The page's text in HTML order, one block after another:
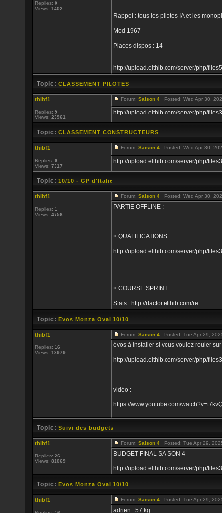
Replies: 0
Views: 1402
Rappel : tous les pilotes IA et les
Mod 1967
Places dispos : 14
http://upload.elthib.com/server/php/
Topic: CLASSEMENT PILOTES
thibf1
Replies: 9
Views: 23961
Forum: Saison 4 Posted: Wed Apr 30,
http://upload.elthib.com/server/php/
Topic: CLASSEMENT CONSTRUCTEURS
thibf1
Replies: 9
Views: 7317
Forum: Saison 4 Posted: Wed Apr 30,
http://upload.elthib.com/server/php/
Topic: 10/10 - GP d'Italie
thibf1
Replies: 1
Views: 4756
Forum: Saison 4 Posted: Wed Apr 30,
PARTIE OFFLINE :
¤ QUALIFICATIONS :
http://upload.elthib.com/server/php/
¤ COURSE SPRINT :
Stats : http://rfactor.elthib.com/re ...
Topic: Evos Monza Oval 10/10
thibf1
Replies: 16
Views: 13979
Forum: Saison 4 Posted: Tue Apr 29,
évos à installer si vous voulez rouler
http://upload.elthib.com/server/php/
vidéo :
https://www.youtube.com/
Topic: Suivi des budgets
thibf1
Replies: 26
Views: 81069
Forum: Saison 4 Posted: Tue Apr 29,
BUDGET FINAL SAISON 4
http://upload.elthib.com/server/php/
Topic: Evos Monza Oval 10/10
thibf1 Forum: Saison 4 Posted: Tue Apr 29,
adrien : 57 kg